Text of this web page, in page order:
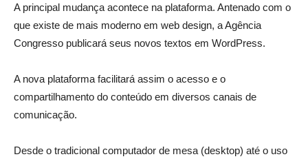
A principal mudança acontece na plataforma. Antenado com o
que existe de mais moderno em web design, a Agência
Congresso publicará seus novos textos em WordPress.
A nova plataforma facilitará assim o acesso e o
compartilhamento do conteúdo em diversos canais de
comunicação.
Desde o tradicional computador de mesa (desktop) até o uso